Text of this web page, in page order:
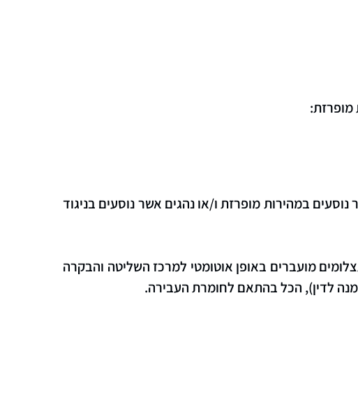
במהירות מופרזת ו/או נהגים אשר נוסעים בניגוד
את הרכבים. התצלומים מועברים באופן אוטומטי למרכז השליטה והבקרה
לדין), הכל בהתאם לחומרת העבירה.